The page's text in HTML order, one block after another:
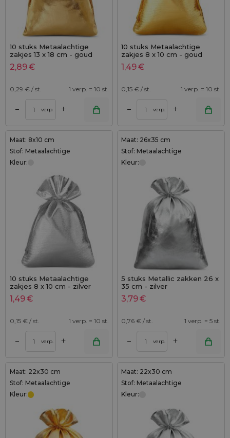
10 stuks Metaalachtige
zakjes 13 x 18 cm - goud
metallic
2,89€
0,29 € / st. 1 verp. = 10 st.
– verp. +
10 stuks Metaalachtige
zakjes 8 x 10 cm - goud
metallic
1,49€
0,15 € / st. 1 verp. = 10 st.
– verp. +
Maat: 8x10 cm
Stof: Metaalachtige
Kleur:
10 stuks Metaalachtige
zakjes 8 x 10 cm - zilver
metallic
1,49€
0,15 € / st. 1 verp. = 10 st.
– verp. +
Maat: 26x35 cm
Stof: Metaalachtige
Kleur:
5 stuks Metallic zakken 26 x
35 cm - zilver
3,79€
0,76 € / st. 1 verp. = 5 st.
– verp. +
Maat: 22x30 cm
Stof: Metaalachtige
Kleur:
Maat: 22x30 cm
Stof: Metaalachtige
Kleur: